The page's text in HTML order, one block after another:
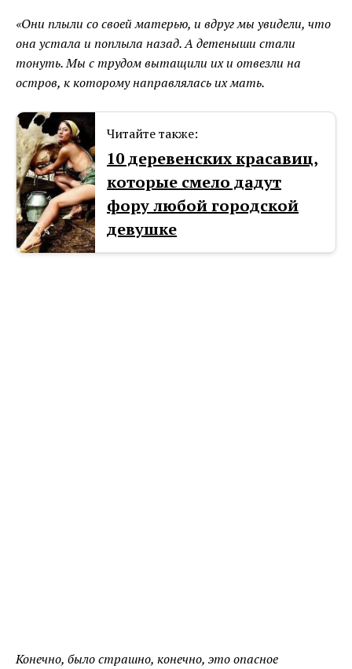
«Они плыли со своей матерью, и вдруг мы увидели, что
она устала и поплыла назад. А детеныши стали
тонуть. Мы с трудом вытащили их и отвезли на
остров, к которому направлялась их мать.
Читайте также:
10 деревенских красавиц,
которые смело дадут
фору любой городской
девушке
Конечно, было страшно, конечно, это опасное